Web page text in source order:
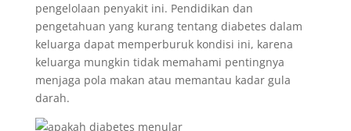
pengelolaan penyakit ini. Pendidikan dan
pengetahuan yang kurang tentang diabetes dalam
keluarga dapat memperburuk kondisi ini, karena
keluarga mungkin tidak memahami pentingnya
menjaga pola makan atau memantau kadar gula
darah.